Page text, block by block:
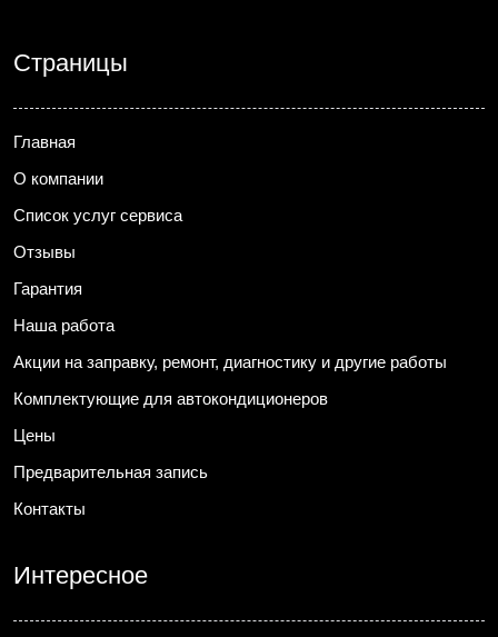
Страницы
Главная
О компании
Список услуг сервиса
Отзывы
Гарантия
Наша работа
Акции на заправку, ремонт, диагностику и другие работы
Комплектующие для автокондиционеров
Цены
Предварительная запись
Контакты
Интересное